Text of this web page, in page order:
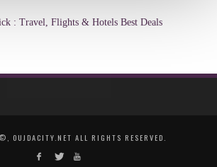
: Travel, Flights & Hotels Best Deals
OUJDACITY.NET ALL RIGHTS RESERVED.